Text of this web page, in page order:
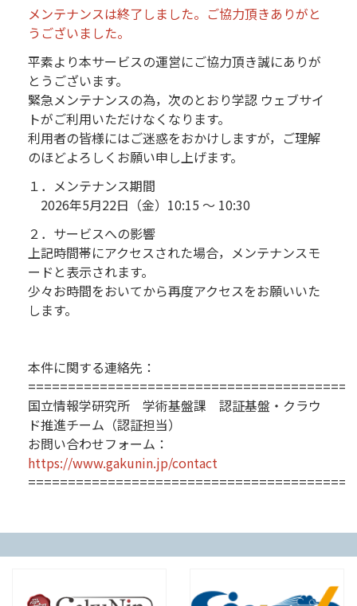
メンテナンスは終了しました。ご協力頂きありがと
うございました。
平素より本サービスの運営にご協力頂き誠にありが
とうございます。
緊急メンテナンスの為，次のとおり学認 ウェブサイ
トがご利用いただけなくなります。
利用者の皆様にはご迷惑をおかけしますが，ご理解
のほどよろしくお願い申し上げます。
１．メンテナンス期間
2026年5月22日（金）10:15 ～ 10:30
２．サービスへの影響
上記時間帯にアクセスされた場合，メンテナンスモ
ードと表示されます。
少々お時間をおいてから再度アクセスをお願いいた
します。
本件に関する連絡先：
国立情報学研究所 学術基盤課 認証基盤・クラウ
ド推進チーム（認証担当）
お問い合わせフォーム：
https://www.gakunin.jp/contact